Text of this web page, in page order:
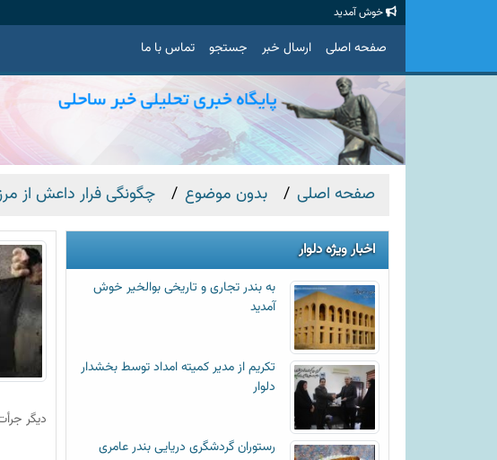
خوش آمدید
صفحه اصلی ارسال خبر جستجو تماس با ما
صفحه اصلی بدون موضوع چگونگی فرار داعش از
دیگر
اخبار ویژه دلوار
به بندر تجاری و تاریخی بوالخیر خوش
آمدید
تکریم از مدیر کمیته امداد توسط بخشدار
دلوار
رستوران گردشگری دریایی بندر عامری